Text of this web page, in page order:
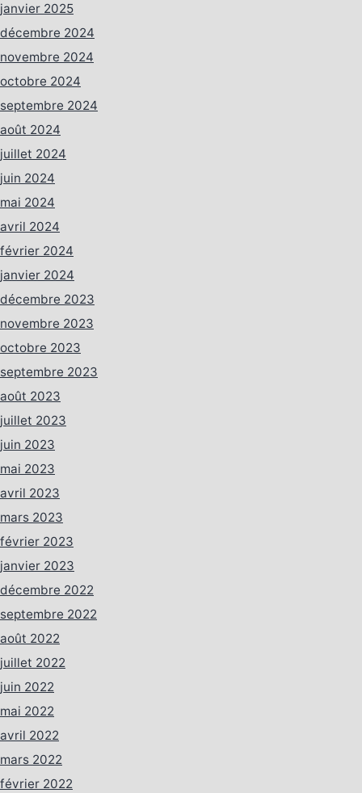
janvier 2025
décembre 2024
novembre 2024
octobre 2024
septembre 2024
août 2024
juillet 2024
juin 2024
mai 2024
avril 2024
février 2024
janvier 2024
décembre 2023
novembre 2023
octobre 2023
septembre 2023
août 2023
juillet 2023
juin 2023
mai 2023
avril 2023
mars 2023
février 2023
janvier 2023
décembre 2022
septembre 2022
août 2022
juillet 2022
juin 2022
mai 2022
avril 2022
mars 2022
février 2022